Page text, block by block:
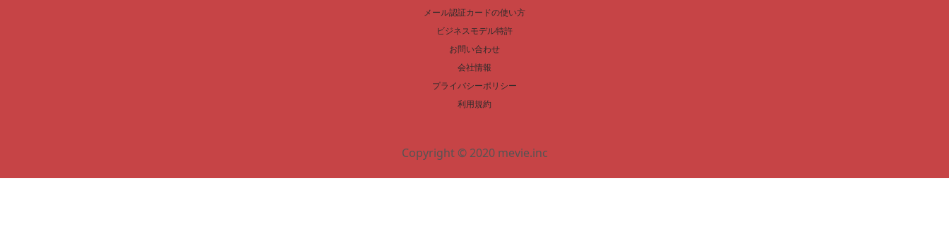
メール認証カードの使い方
ビジネスモデル特許
お問い合わせ
会社情報
プライバシーポリシー
利用規約
Copyright © 2020 mevie.inc